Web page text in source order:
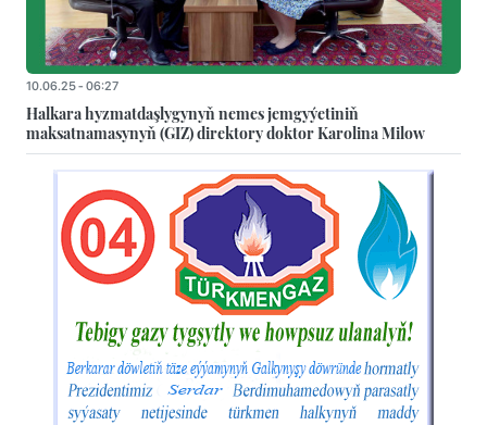
10.06.25 - 06:27
Halkara hyzmatdaşlygynyň nemes jemgyýetiniň
maksatnamasynyň (GIZ) direktory doktor Karolina Milow